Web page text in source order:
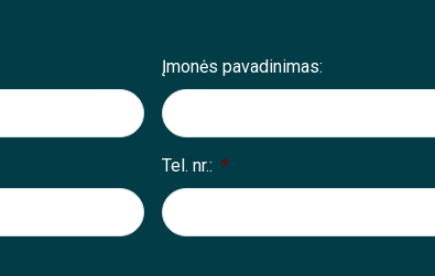
Įmonės pavadinimas:
Tel. nr.: *